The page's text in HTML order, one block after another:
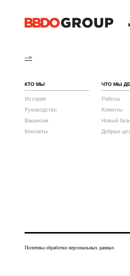
-->
КТО МЫ
История
Руководство
Вакансии
Контакты
ЧТО МЫ
Работы
Клиенты
Новый
Добрые
Политика обработки персональных данных